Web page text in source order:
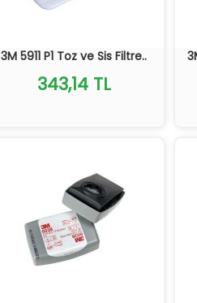
3M 5911 P1 Toz ve Sis Filtre..
343,14 TL